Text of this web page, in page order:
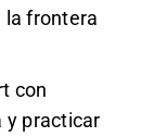
la frontera
con
y practicar